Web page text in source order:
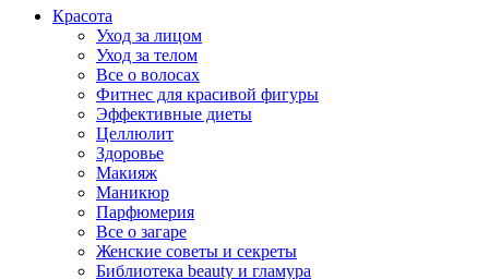
Красота
Уход за лицом
Уход за телом
Все о волосах
Фитнес для красивой фигуры
Эффективные диеты
Целлюлит
Здоровье
Макияж
Маникюр
Парфюмерия
Все о загаре
Женские советы и секреты
Библиотека beauty и гламура